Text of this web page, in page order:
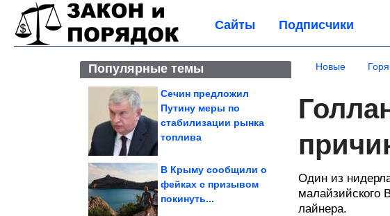
Сайты Подписчики
Популярные темы
Сечин предложил
Путину меры по
стабилизации рынка
топлива
В Крыму сообщили о
фейках с призывом
покинуть...
Новые
Один из
малайзийского
лайнера.